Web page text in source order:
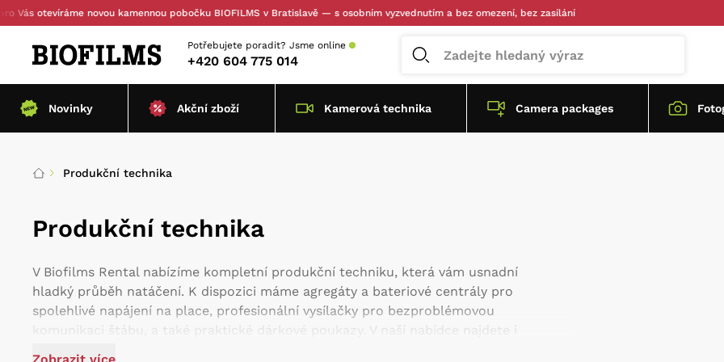
novou kamennou pobočku BIOFILMS v Bratislavě — s osobním vyzvednutím a bez omezení, bez zasílání
Potřebujete poradit? Jsme online
+420 604 775 014
Novinky Akční zboží Kamerová technika Camera packages
Produkční technika
Produkční technika
V Biofilms Rental nabízíme kompletní produkční techniku, která vám usnadní
hladký průběh natáčení. K dispozici máme agregáty a bateriové centrály pro
spolehlivé napájení na place, profesionální vysílačky pro bezproblémovou
komunikaci štábu, a také praktické dárkové poukazy. V naší nabídce najdete i